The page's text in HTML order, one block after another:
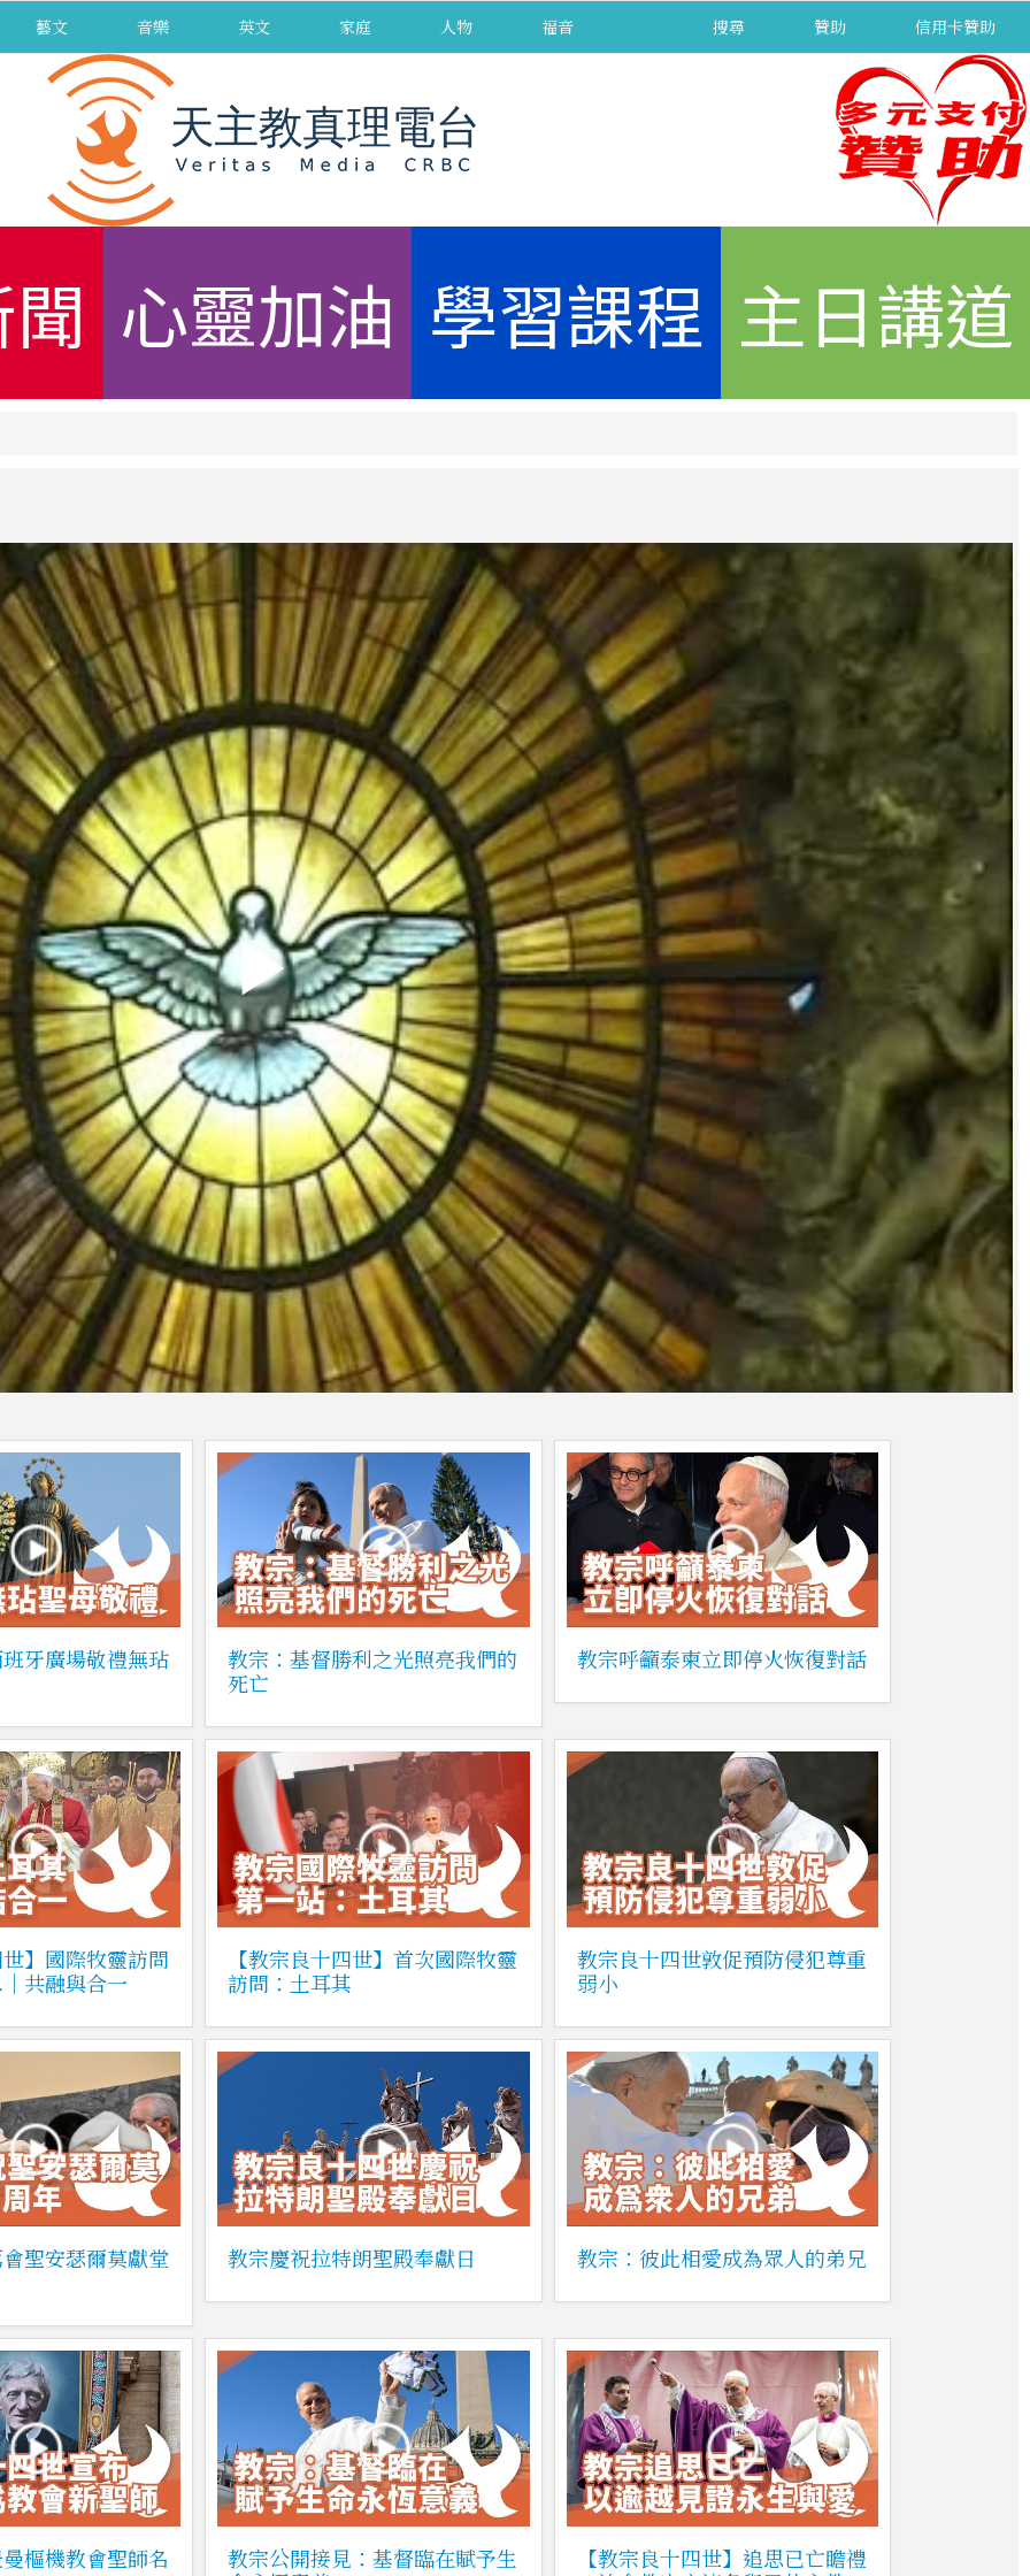
藝文 音樂 英文 家庭 人物 福音 搜尋 贊助 信用卡贊助
心靈加油 學習課程 主日講道
牙廣場敬禮無玷
教宗：基督勝利之光照亮我們的
死亡
教宗呼籲泰柬立即停火恢復對話
】國際牧靈訪問
共融與合一
【教宗良十四世】首次國際牧靈
訪問：土耳其
教宗良十四世敦促預防侵犯尊重
弱小
聖安瑟爾莫獻堂 教宗慶祝拉特朗聖殿奉獻日 教宗：彼此相愛成為眾人的弟兄
樞機教會聖師名
教宗公開接見：基督臨在賦予生
【教宗良十四世】追思已亡瞻禮